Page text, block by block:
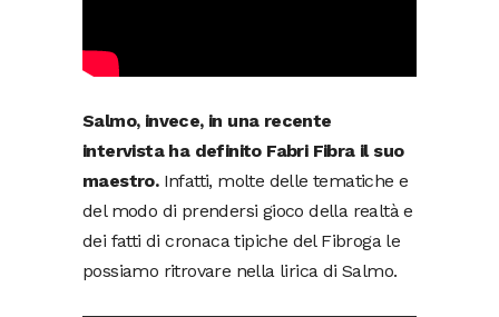
Salmo, invece, in una recente
intervista ha definito Fabri Fibra il suo
maestro.Infatti, molte delle tematiche e
del modo di prendersi gioco della realtà e
dei fatti di cronaca tipiche del Fibroga le
possiamo ritrovare nella lirica di Salmo.